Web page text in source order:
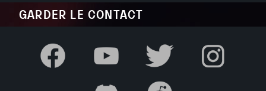
GARDER LE CONTACT